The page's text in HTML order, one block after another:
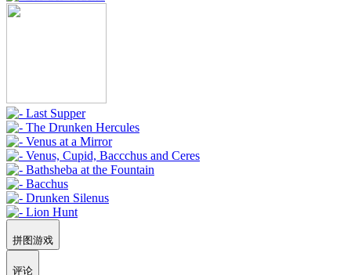
拼图游戏
评论